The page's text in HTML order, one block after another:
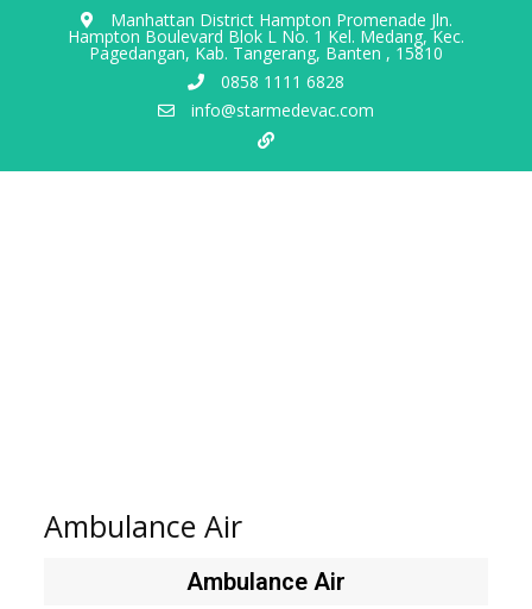
Manhattan District Hampton Promenade Jln.
Hampton Boulevard Blok L No. 1 Kel. Medang, Kec.
Pagedangan, Kab. Tangerang, Banten , 15810
0858 1111 6828
info@starmedevac.com
Ambulance Air
Ambulance Air